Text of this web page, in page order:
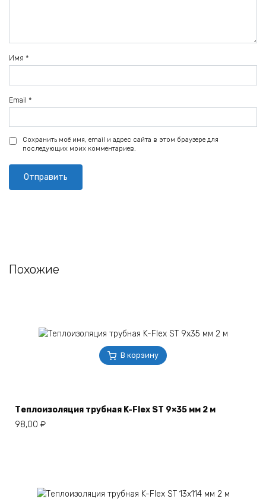
Имя *
Email *
Сохранить моё имя, email и адрес сайта в этом браузере для
последующих моих комментариев.
Похожие
В корзину
Теплоизоляция трубная K-Flex ST 9×35 мм 2 м
98,00 ₽